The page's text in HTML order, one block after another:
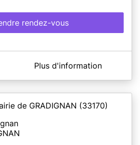
rendez-vous
Saint Hilaire de Villefranche
remercions de patienter pour la
et ne pas renouveler
de rendez-vous.
Plus d'information
de GRADIGNAN (33170)